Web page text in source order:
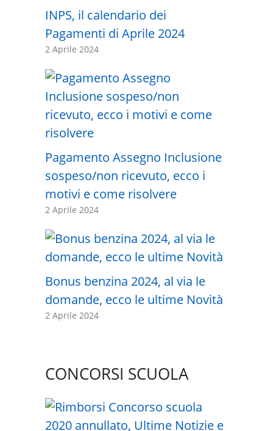
INPS, il calendario dei
Pagamenti di Aprile 2024
2 Aprile 2024
Pagamento Assegno Inclusione
sospeso/non ricevuto, ecco i
motivi e come risolvere
2 Aprile 2024
Bonus benzina 2024, al via le
domande, ecco le ultime Novità
2 Aprile 2024
CONCORSI SCUOLA